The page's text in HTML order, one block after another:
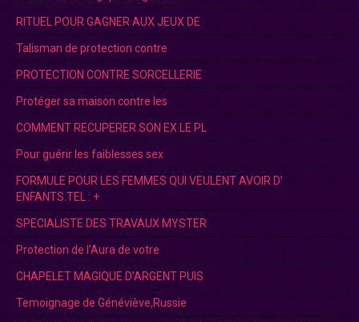
RITUEL POUR GAGNER AUX JEUX DE
Talisman de protection contre
PROTECTION CONTRE SORCELLERIE
Protéger sa maison contre les
COMMENT RECUPERER SON EX LE PL
Pour guérir les faiblesses sex
FORMULE POUR LES FEMMES QUI VEULENT AVOIR D’
ENFANTS.TEL : +
SPECIALISTE DES TRAVAUX MYSTER
Protection de l'Aura de votre
CHAPELET MAGIQUE D’ARGENT PUIS
Temoignage de Généviève,Russie